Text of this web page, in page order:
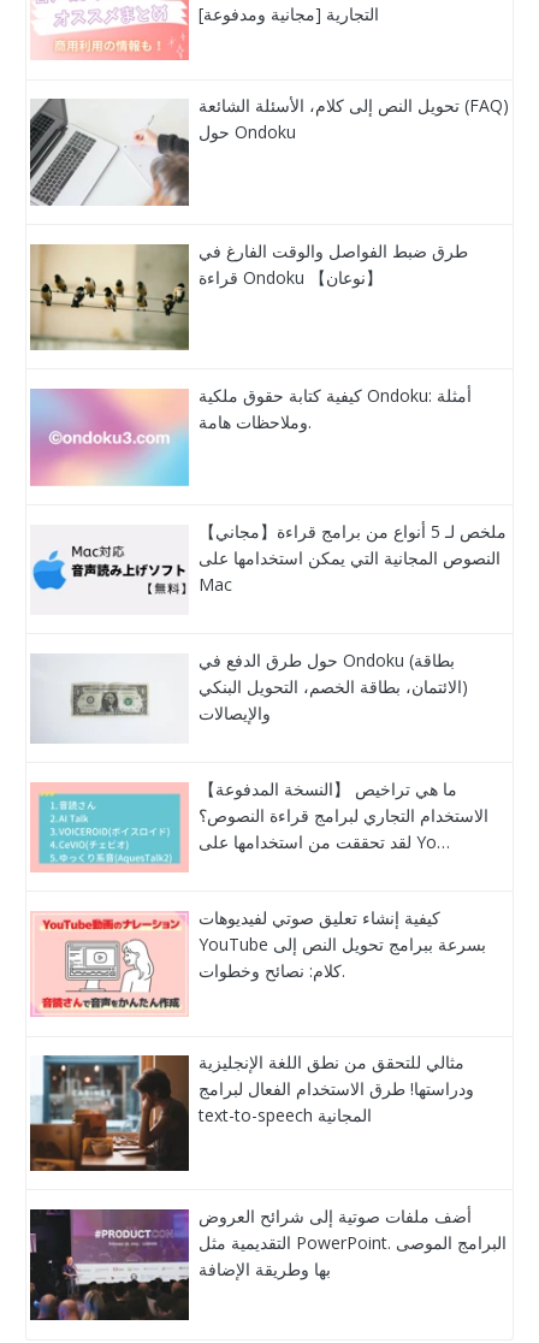
التجارية [مجانية ومدفوعة]
تحويل النص إلى كلام، الأسئلة الشائعة (FAQ)
حول Ondoku
طرق ضبط الفواصل والوقت الفارغ في
قراءة Ondoku 【نوعان】
كيفية كتابة حقوق ملكية Ondoku: أمثلة
وملاحظات هامة.
【مجاني】ملخص لـ 5 أنواع من برامج قراءة
النصوص المجانية التي يمكن استخدامها على
Mac
حول طرق الدفع في Ondoku (بطاقة
الائتمان، بطاقة الخصم، التحويل البنكي)
والإيصالات
【النسخة المدفوعة】 ما هي تراخيص
الاستخدام التجاري لبرامج قراءة النصوص؟
لقد تحققت من استخدامها على Yo…
كيفية إنشاء تعليق صوتي لفيديوهات
YouTube بسرعة ببرامج تحويل النص إلى
كلام: نصائح وخطوات.
مثالي للتحقق من نطق اللغة الإنجليزية
ودراستها! طرق الاستخدام الفعال لبرامج
text-to-speech المجانية
أضف ملفات صوتية إلى شرائح العروض
التقديمية مثل PowerPoint. البرامج الموصى
بها وطريقة الإضافة